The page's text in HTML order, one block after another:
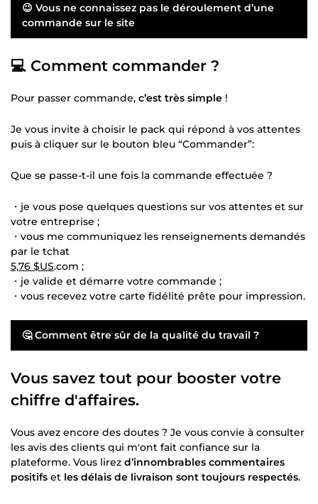
😉 Vous ne connaissez pas le déroulement d’une
commande sur le site
💻 Comment commander ?
Pour passer commande, c’est très simple !
Je vous invite à choisir le pack qui répond à vos attentes
puis à cliquer sur le bouton bleu “Commander”:
Que se passe-t-il une fois la commande effectuée ?
・je vous pose quelques questions sur vos attentes et sur
votre entreprise ;
・vous me communiquez les renseignements demandés
par le tchat
5,76 $US.com ;
・je valide et démarre votre commande ;
・vous recevez votre carte fidélité prête pour impression.
🤔 Comment être sûr de la qualité du travail ?
Vous savez tout pour booster votre
chiffre d'affaires.
Vous avez encore des doutes ? Je vous convie à consulter
les avis des clients qui m'ont fait confiance sur la
plateforme. Vous lirez d’innombrables commentaires
positifs et les délais de livraison sont toujours respectés.